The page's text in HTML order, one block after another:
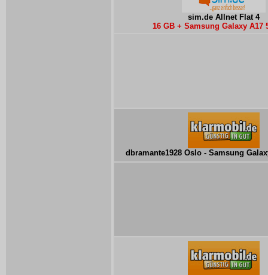
sim.de Allnet Flat 4
16 GB + Samsung Galaxy A17
dbramante1928 Oslo - Samsung